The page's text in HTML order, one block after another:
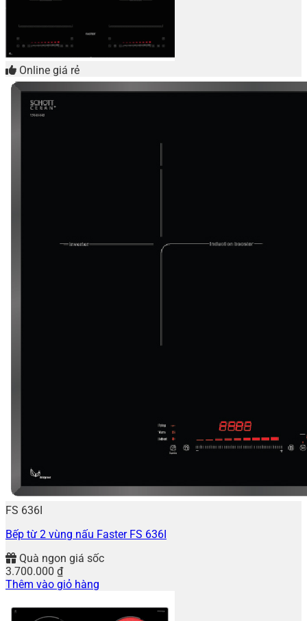
Online giá rẻ
FS 636I
Bếp từ 2 vùng nấu Faster FS 636I
Quà ngon giá sốc
3.700.000 ₫
Thêm vào giỏ hàng